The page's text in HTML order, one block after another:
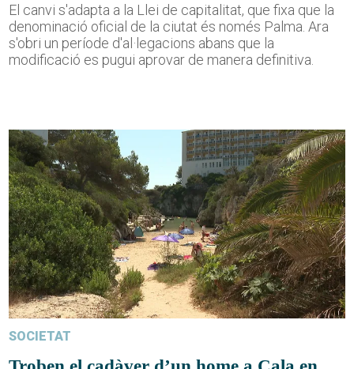
El canvi s'adapta a la Llei de capitalitat, que fixa que la
denominació oficial de la ciutat és només Palma. Ara
s'obri un període d'al·legacions abans que la
modificació es pugui aprovar de manera definitiva.
SOCIETAT